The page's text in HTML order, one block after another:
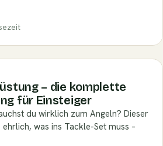
– die komplette
für Einsteiger
du wirklich zum Angeln? Dieser
was ins Tackle-Set muss –